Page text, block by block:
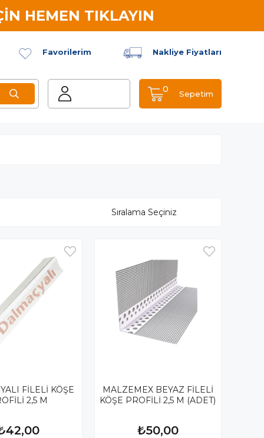
HEMEN TIKLAYIN
Favorilerim Nakliye Fiyatları
Sepetim
0
FİLELİ KÖŞE
2,5 M
MALZEMEX BEYAZ FİLELİ
KÖŞE PROFİLİ 2,5 M (ADET)
₺50,00